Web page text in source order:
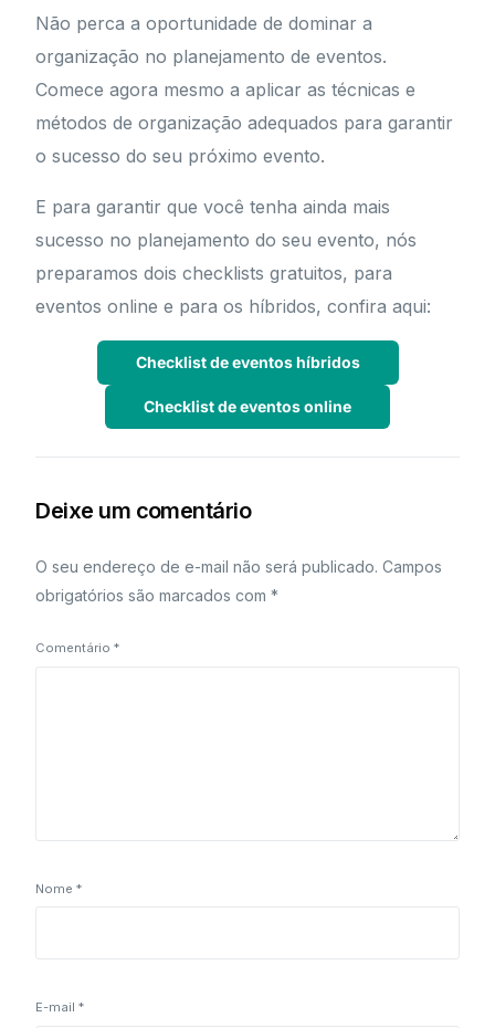
Não perca a oportunidade de dominar a
organização no planejamento de eventos.
Comece agora mesmo a aplicar as técnicas e
métodos de organização adequados para garantir
o sucesso do seu próximo evento.
E para garantir que você tenha ainda mais
sucesso no planejamento do seu evento, nós
preparamos dois checklists gratuitos, para
eventos online e para os híbridos, confira aqui:
Checklist de eventos híbridos
Checklist de eventos online
Deixe um comentário
O seu endereço de e-mail não será publicado. Campos
obrigatórios são marcados com*
Comentário*
Nome*
E-mail*